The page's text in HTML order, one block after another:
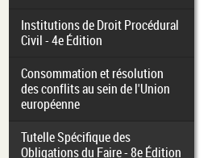
Institutions de Droit Procédural
Civil - 4e Édition
Consommation et résolution
des conflits au sein de l'Union
européenne
Tutelle Spécifique des
Obligations du Faire - 8e Édition